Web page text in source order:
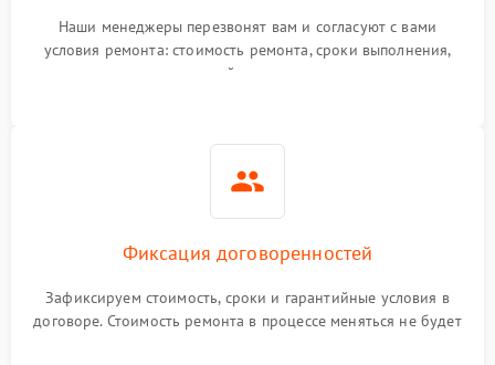
Наши менеджеры перезвонят вам и согласуют с вами
условия ремонта: стоимость ремонта, сроки выполнения,
гарантийные условия
Фиксация договоренностей
Зафиксируем стоимость, сроки и гарантийные условия в
договоре. Стоимость ремонта в процессе меняться не будет